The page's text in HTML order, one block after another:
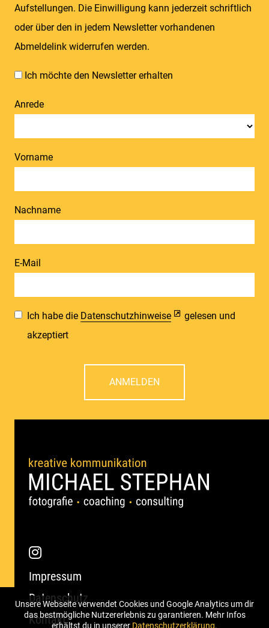
Aufstellungen. Die Einwilligung kann jederzeit schriftlich
oder über den in jedem Newsletter vorhandenen
Abmeldelink widerrufen werden.
Ich möchte den Newsletter erhalten
Anrede
Vorname
Nachname
E-Mail
Ich habe die Datenschutzhinweise
gelesen und
akzeptiert
ANMELDEN
Impressum
Datenschutz
Kontakt
Unsere Webseite verwendet Cookies und Google Analytics um dir
das bestmögliche Nutzererlebnis zu garantieren. Mehr Infos
erhältst du in unserer Datenschutzerklärung.